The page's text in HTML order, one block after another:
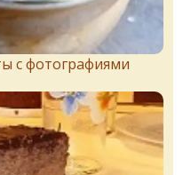
с фотографиями